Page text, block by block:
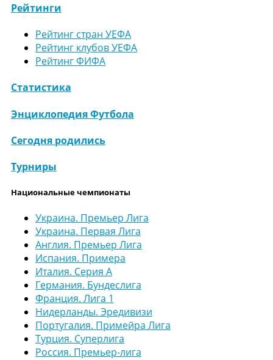
Рейтинги
Рейтинг стран УЕФА
Рейтинг клубов УЕФА
Рейтинг ФИФА
Статистика
Энциклопедия Футбола
Сегодня родились
Турниры
Национальные чемпионаты
Украина. Премьер Лига
Украина. Первая Лига
Англия. Премьер Лига
Испания. Примера
Италия. Серия А
Германия. Бундеслига
Франция. Лига 1
Нидерланды. Эредивизи
Португалия. Примейра Лига
Турция. Суперлига
Россия. Премьер-лига